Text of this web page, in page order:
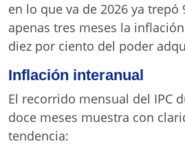
en lo que va de 2026 ya trepó
apenas tres meses la
diez por ciento del poder
Inflación interanual
El recorrido mensual del IPC
doce meses muestra con
tendencia: